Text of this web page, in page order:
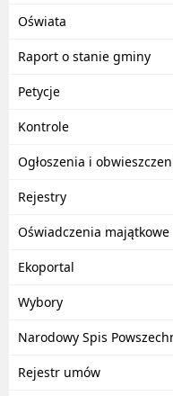
Oświata
Raport o stanie gminy
Petycje
Kontrole
Ogłoszenia i
Rejestry
Oświadczenia majątkowe
Ekoportal
Wybory
Narodowy Spis
Rejestr umów